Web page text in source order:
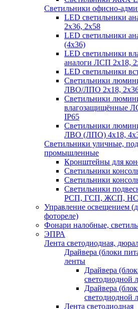
Светильники офисно-
LED светильники
2х36, 2х58
LED светильники
(4х36)
LED светильники
аналоги ЛСП 2х18,
LED светильники
Светильники
ЛВО/ЛПО 2х18,
Светильники
влагозащищённые
IP65
Светильники
ЛВО (ЛПО) 4х18,
Светильники уличные,
промышленные
Кронштейны для
Светильники
Светильники
Светильники
РСП, ГСП, ЖСП,
Управление освещением
фотореле)
Фонари налобные,
ЭПРА
Лента светодиодная,
Драйвера (блоки
ленты
Драйвера
светодиодной
Драйвера
светодиодной
Лента светодиодная